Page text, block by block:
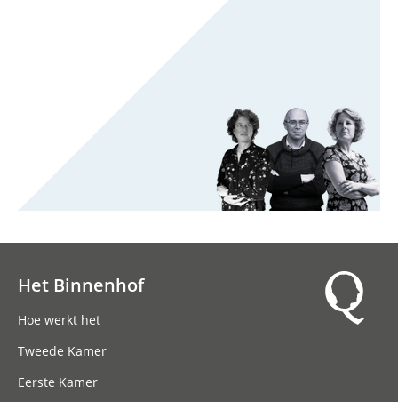
Het Binnenhof
Hoe werkt het
Tweede Kamer
Eerste Kamer